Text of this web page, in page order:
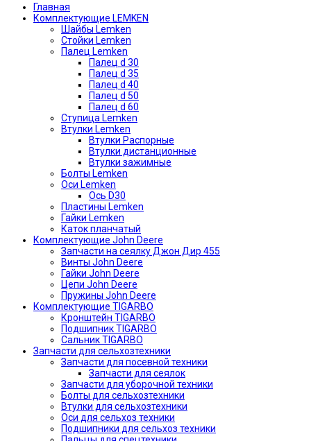
Главная
Комплектующие LEMKEN
Шайбы Lemken
Стойки Lemken
Палец Lemken
Палец d 30
Палец d 35
Палец d 40
Палец d 50
Палец d 60
Ступица Lemken
Втулки Lemken
Втулки Распорные
Втулки дистанционные
Втулки зажимные
Болты Lemken
Оси Lemken
Ось D30
Пластины Lemken
Гайки Lemken
Каток планчатый
Комплектующие John Deere
Запчасти на сеялку Джон Дир 455
Винты John Deere
Гайки John Deere
Цепи John Deere
Пружины John Deere
Комплектующие TIGARBO
Кронштейн TIGARBO
Подшипник TIGARBO
Сальник TIGARBO
Запчасти для сельхозтехники
Запчасти для посевной техники
Запчасти для сеялок
Запчасти для уборочной техники
Болты для сельхозтехники
Втулки для сельхозтехники
Оси для сельхоз техники
Подшипники для сельхоз техники